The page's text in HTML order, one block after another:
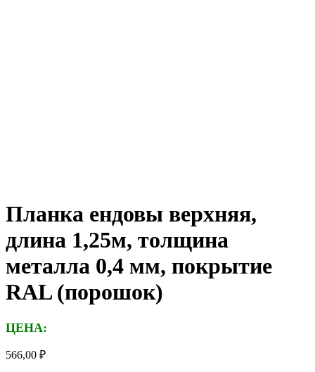
Планка ендовы верхняя,
длина 1,25м, толщина
металла 0,4 мм, покрытие
RAL (порошок)
ЦЕНА:
566,00 ₽